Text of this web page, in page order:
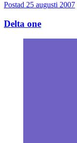
Postad 25 augusti 2007
Delta one